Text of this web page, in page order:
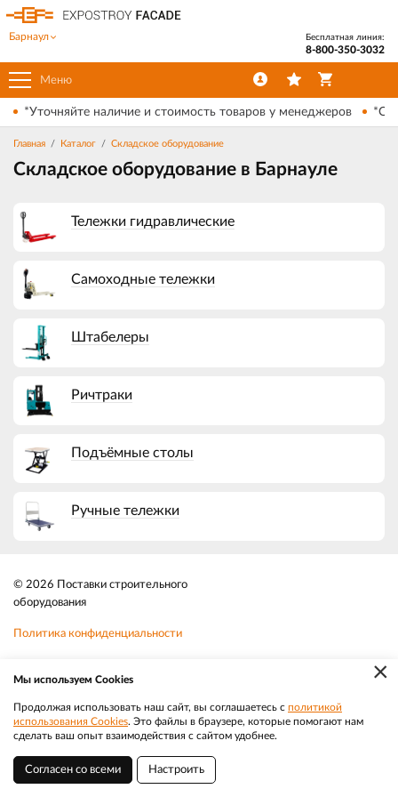
Меню
Барнаул Бесплатная линия:
8-800-350-3032
*Уточняйте наличие и стоимость товаров у менеджеров
Главная Каталог Складское оборудование
Складское оборудование в Барнауле
Тележки гидравлические
Самоходные тележки
Штабелеры
Ричтраки
Подъёмные столы
Ручные тележки
© 2026 Поставки строительного
оборудования
Политика конфиденциальности
Телефон:
Электронная почта:sale@efacade.ru Разработка|Веб-аналитика
×
Мы используем Cookies
Продолжая использовать наш сайт, вы соглашаетесь с политикой
использования Cookies. Это файлы в браузере, которые помогают нам
сделать ваш опыт взаимодействия с сайтом удобнее.
Согласен со всеми Настроить